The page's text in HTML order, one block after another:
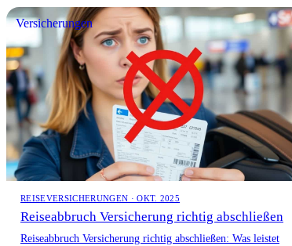
Versicherungen
REISEVERSICHERUNGEN · OKT. 2025
Reiseabbruch Versicherung richtig abschließen
Reiseabbruch Versicherung richtig abschließen: Was leistet